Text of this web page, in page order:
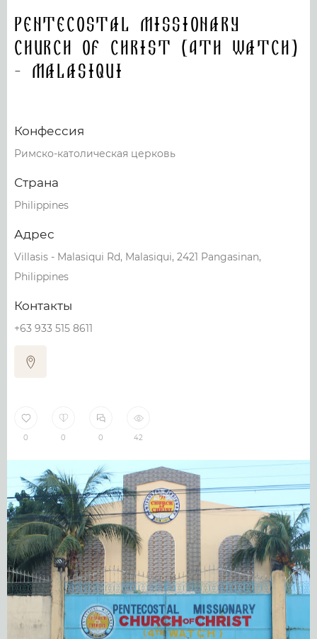
Pentecostal Missionary
Church of Christ (4th Watch)
- Malasiqui
Конфессия
Римско-католическая церковь
Страна
Philippines
Адрес
Villasis - Malasiqui Rd, Malasiqui, 2421 Pangasinan,
Philippines
Контакты
+63 933 515 8611
0 0 0 42